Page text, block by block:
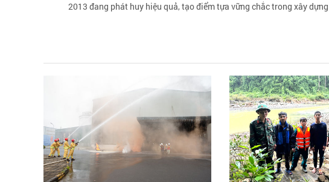
2013 đang phát huy hiệu quả, tạo điểm tựa vững chắc trong xây